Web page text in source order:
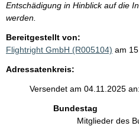
Entschädigung in Hinblick auf die
werden.
Bereitgestellt von:
Flightright GmbH (R005104) am
Adressatenkreis:
Versendet am 04.11.2025 an:
Bundestag
Mitglieder des